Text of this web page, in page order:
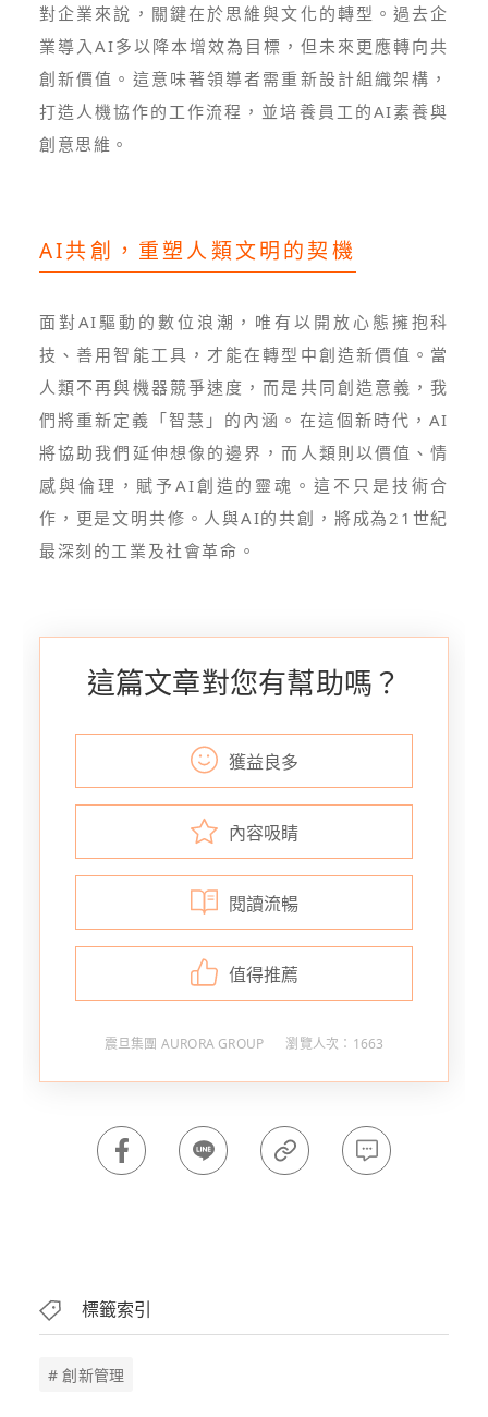
對企業來說，關鍵在於思維與文化的轉型。過去企
業導入AI多以降本增效為目標，但未來更應轉向共
創新價值。這意味著領導者需重新設計組織架構，
打造人機協作的工作流程，並培養員工的AI素養與
創意思維。
AI共創，重塑人類文明的契機
面對AI驅動的數位浪潮，唯有以開放心態擁抱科
技、善用智能工具，才能在轉型中創造新價值。當
人類不再與機器競爭速度，而是共同創造意義，我
們將重新定義「智慧」的內涵。在這個新時代，AI
將協助我們延伸想像的邊界，而人類則以價值、情
感與倫理，賦予AI創造的靈魂。這不只是技術合
作，更是文明共修。人與AI的共創，將成為21世紀
最深刻的工業及社會革命。
這篇文章對您有幫助嗎？
獲益良多
內容吸睛
閱讀流暢
值得推薦
震旦集團 AURORA GROUP 瀏覽人次：1663
標籤索引
# 創新管理